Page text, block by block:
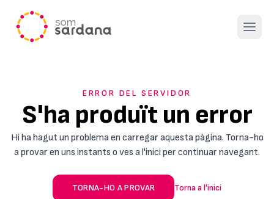
Open
ERROR DEL SERVIDOR
S'ha produït un error
Hi ha hagut un problema en carregar aquesta pàgina. Torna-ho
a provar en uns instants o ves a l'inici per continuar navegant.
TORNA-HO A PROVAR Torna a l'inici